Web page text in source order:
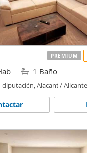
1 Baño
diputación, Alacant / Alicante
PREMIUM